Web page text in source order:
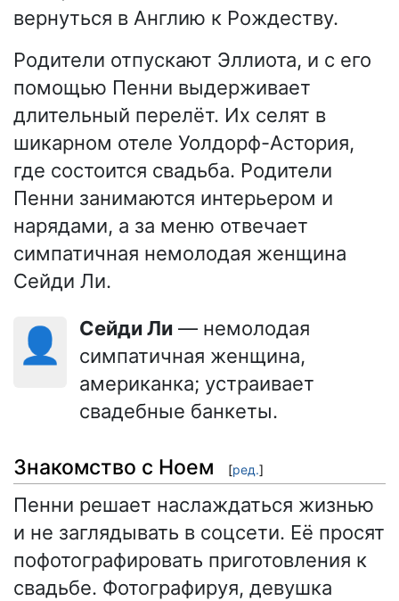
вернуться в Англию к Рождеству.
Родители отпускают Эллиота, и с его
помощью Пенни выдерживает
длительный перелёт. Их селят в
шикарном отеле Уолдорф-Астория,
где состоится свадьба. Родители
Пенни занимаются интерьером и
нарядами, а за меню отвечает
симпатичная немолодая женщина
Сейди Ли.
👤 Сейди Ли — немолодая
симпатичная женщина,
американка; устраивает
свадебные банкеты.
Знакомство с Ноем [ред.]
Пенни решает наслаждаться жизнью
и не заглядывать в соцсети. Её просят
пофотографировать приготовления к
свадьбе. Фотографируя, девушка